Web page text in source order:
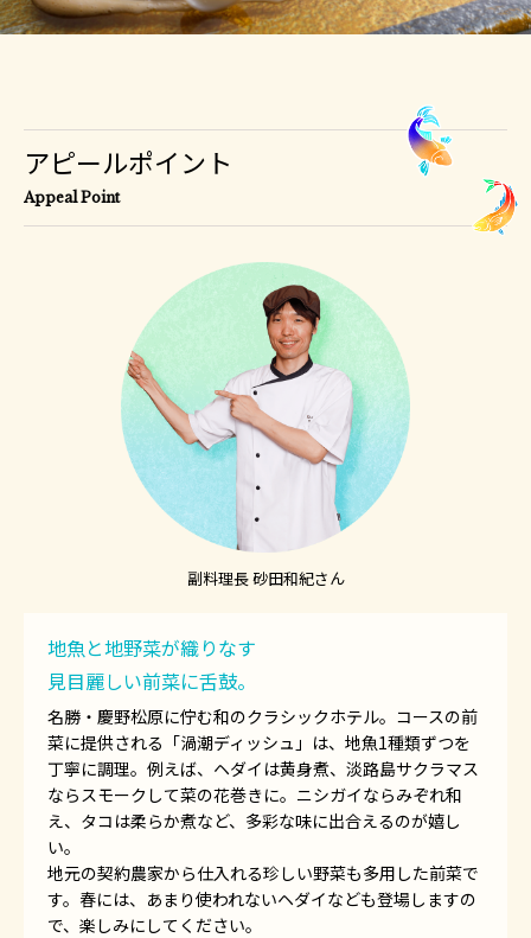
アピールポイント
Appeal Point
副料理長 砂田和紀さん
地魚と地野菜が織りなす
見目麗しい前菜に舌鼓。
名勝・慶野松原に佇む和のクラシックホテル。コースの前
菜に提供される「渦潮ディッシュ」は、地魚1種類ずつを
丁寧に調理。例えば、ヘダイは黄身煮、淡路島サクラマス
ならスモークして菜の花巻きに。ニシガイならみぞれ和
え、タコは柔らか煮など、多彩な味に出合えるのが嬉し
い。
地元の契約農家から仕入れる珍しい野菜も多用した前菜で
す。春には、あまり使われないヘダイなども登場しますの
で、楽しみにしてください。